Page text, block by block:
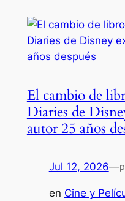
El cambio de
Diaries de
autor 25 años
Jul 12, 2026—
en Cine y